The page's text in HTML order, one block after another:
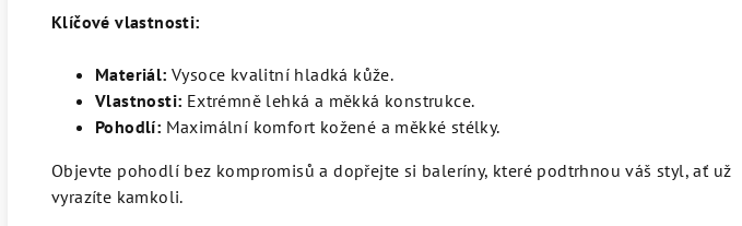
Klíčové vlastnosti:
Materiál: Vysoce kvalitní hladká kůže.
Vlastnosti: Extrémně lehká a měkká konstrukce.
Pohodlí: Maximální komfort kožené a měkké stélky.
Objevte pohodlí bez kompromisů a dopřejte si baleríny, které podtrhnou váš styl, ať už
vyrazíte kamkoli.